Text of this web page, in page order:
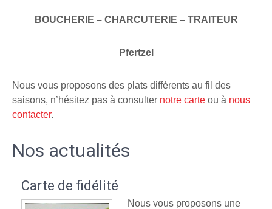
BOUCHERIE – CHARCUTERIE – TRAITEUR
Pfertzel
Nous vous proposons des plats différents au fil des
saisons, n’hésitez pas à consulter notre carte ou à nous
contacter.
Nos actualités
Carte de fidélité
Nous vous proposons une